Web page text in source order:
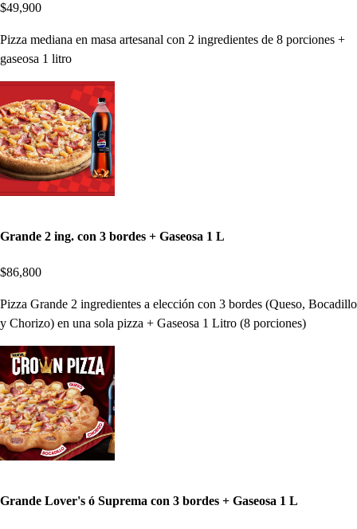
$49,900
Pizza mediana en masa artesanal con 2 ingredientes de 8 porciones +
gaseosa 1 litro
Grande 2 ing. con 3 bordes + Gaseosa 1 L
$86,800
Pizza Grande 2 ingredientes a elección con 3 bordes (Queso, Bocadillo
y Chorizo) en una sola pizza + Gaseosa 1 Litro (8 porciones)
Grande Lover's ó Suprema con 3 bordes + Gaseosa 1 L